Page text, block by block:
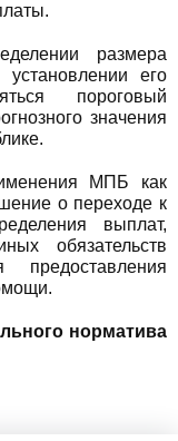
размера
его
пороговый
значения
МПБ как
о переходе к
выплат,
обязательств
норматива